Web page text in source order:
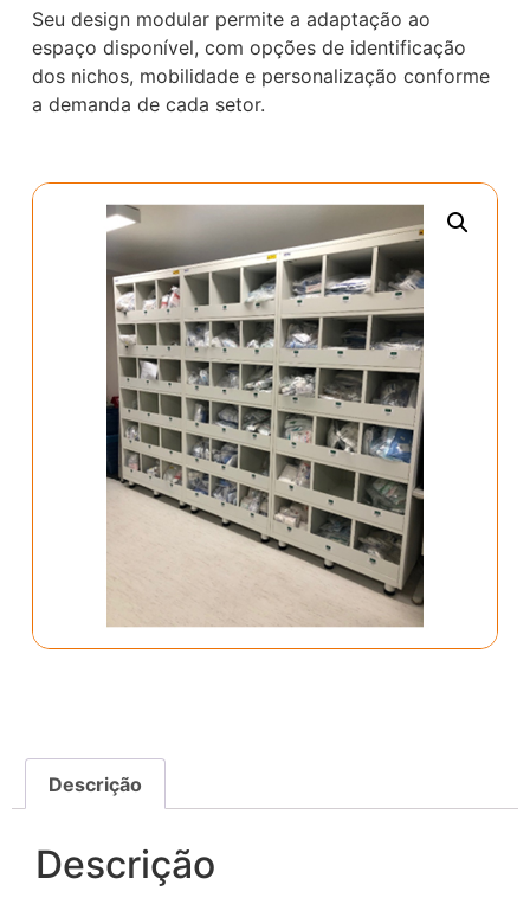
Seu design modular permite a adaptação ao
espaço disponível, com opções de identificação
dos nichos, mobilidade e personalização conforme
a demanda de cada setor.
Descrição
Descrição